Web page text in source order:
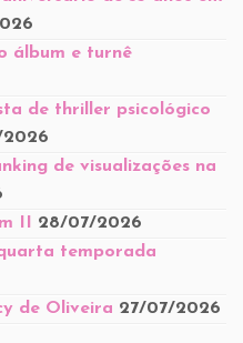
álbum e turnê
de thriller psicológico
de visualizações na
II
28/07/2026
temporada
de Oliveira 27/07/2026